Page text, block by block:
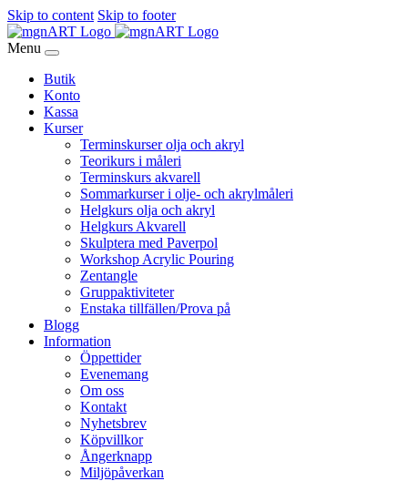
Skip to content Skip to footer
Menu
Butik
Konto
Kassa
Kurser
Terminskurser olja och akryl
Teorikurs i måleri
Terminskurs akvarell
Sommarkurser i olje- och akrylmåleri
Helgkurs olja och akryl
Helgkurs Akvarell
Skulptera med Paverpol
Workshop Acrylic Pouring
Zentangle
Gruppaktiviteter
Enstaka tillfällen/Prova på
Blogg
Information
Öppettider
Evenemang
Om oss
Kontakt
Nyhetsbrev
Köpvillkor
Ångerknapp
Miljöpåverkan